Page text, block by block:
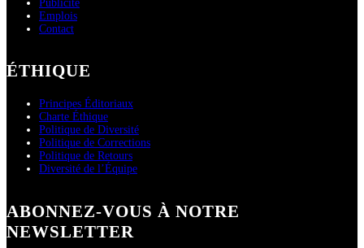
Publicité
Emplois
Contact
ÉTHIQUE
Principes Éditoriaux
Charte Éthique
Politique de Diversité
Politique de Corrections
Politique de Retours
Diversité de l’Équipe
ABONNEZ-VOUS À NOTRE
NEWSLETTER